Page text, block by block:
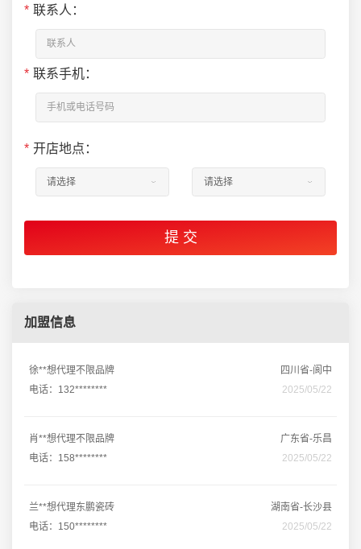
* 联系人：
* 联系手机：
* 开店地点：
加盟信息
徐**想代理不限品牌
四川省-阆中
电话：132********
2025/05/22
肖**想代理不限品牌
广东省-乐昌
电话：158********
2025/05/22
兰**想代理东鹏瓷砖
湖南省-长沙县
电话：150********
2025/05/22